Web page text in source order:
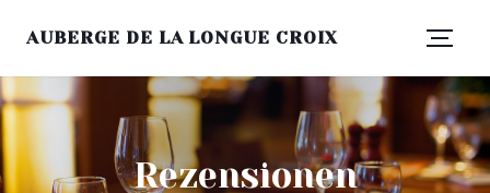
AUBERGE DE LA LONGUE CROIX
Rezensionen